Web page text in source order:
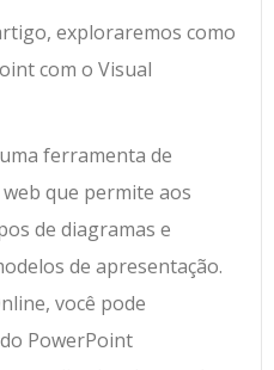
exploraremos como
com o Visual
ferramenta de
que permite aos
de diagramas e
de apresentação.
você pode
PowerPoint